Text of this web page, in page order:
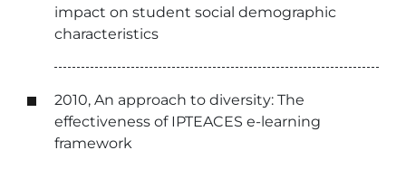
impact on student social demographic
characteristics
2010, An approach to diversity: The
effectiveness of IPTEACES e-learning
framework